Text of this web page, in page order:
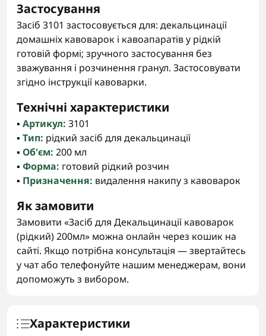
Застосування
Засіб 3101 застосовується для: декальцинації
домашніх кавоварок і кавоапаратів у рідкій
готовій формі; зручного застосування без
зважування і розчинення гранул. Застосовувати
згідно інструкції кавоварки.
Технічні характеристики
▪️ Артикул: 3101
▪️ Тип: рідкий засіб для декальцинації
▪️ Об'єм: 200 мл
▪️ Форма: готовий рідкий розчин
▪️ Призначення: видалення накипу з кавоварок
Як замовити
Замовити «Засіб для Декальцинації кавоварок
(рідкий) 200мл» можна онлайн через кошик на
сайті. Якщо потрібна консультація — звертайтесь
у чат або телефонуйте нашим менеджерам, вони
допоможуть з вибором.
Характеристики